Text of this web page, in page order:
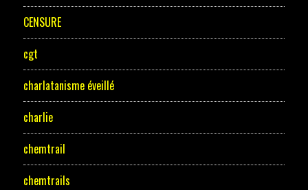
CENSURE
cgt
charlatanisme éveillé
charlie
chemtrail
chemtrails